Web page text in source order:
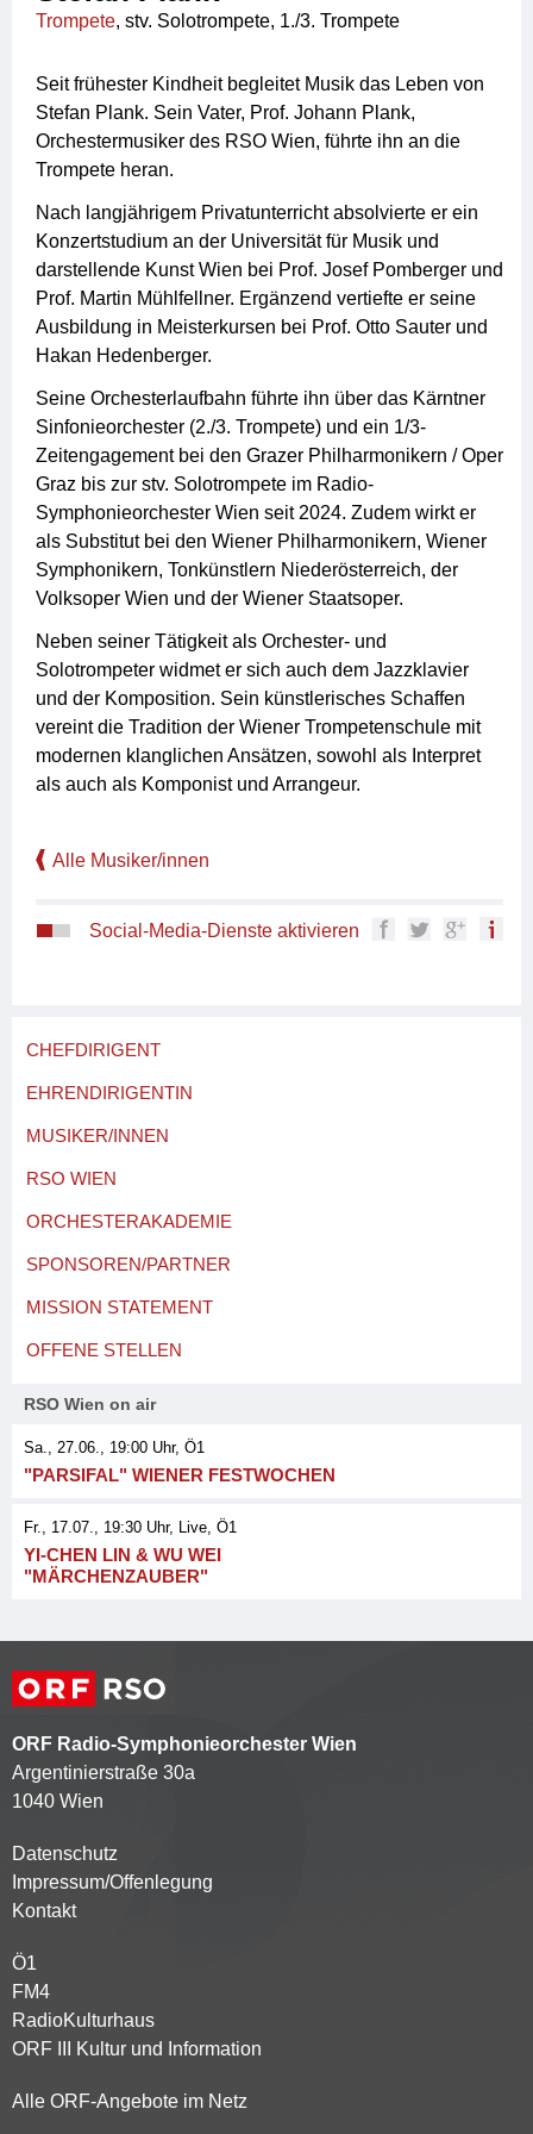
Trompete, stv. Solotrompete, 1./3. Trompete
Seit frühester Kindheit begleitet Musik das Leben von
Stefan Plank. Sein Vater, Prof. Johann Plank,
Orchestermusiker des RSO Wien, führte ihn an die
Trompete heran.
Nach langjährigem Privatunterricht absolvierte er ein
Konzertstudium an der Universität für Musik und
darstellende Kunst Wien bei Prof. Josef Pomberger und
Prof. Martin Mühlfellner. Ergänzend vertiefte er seine
Ausbildung in Meisterkursen bei Prof. Otto Sauter und
Hakan Hedenberger.
Seine Orchesterlaufbahn führte ihn über das Kärntner
Sinfonieorchester (2./3. Trompete) und ein 1/3-
Zeitengagement bei den Grazer Philharmonikern / Oper
Graz bis zur stv. Solotrompete im Radio-
Symphonieorchester Wien seit 2024. Zudem wirkt er
als Substitut bei den Wiener Philharmonikern, Wiener
Symphonikern, Tonkünstlern Niederösterreich, der
Volksoper Wien und der Wiener Staatsoper.
Neben seiner Tätigkeit als Orchester- und
Solotrompeter widmet er sich auch dem Jazzklavier
und der Komposition. Sein künstlerisches Schaffen
vereint die Tradition der Wiener Trompetenschule mit
modernen klanglichen Ansätzen, sowohl als Interpret
als auch als Komponist und Arrangeur.
Alle Musiker/innen
Social-Media-Dienste aktivieren
CHEFDIRIGENT
EHRENDIRIGENTIN
MUSIKER/INNEN
RSO WIEN
ORCHESTERAKADEMIE
SPONSOREN/PARTNER
MISSION STATEMENT
OFFENE STELLEN
RSO Wien on air
Sa., 27.06., 19:00 Uhr, Ö1
"PARSIFAL" WIENER FESTWOCHEN
Fr., 17.07., 19:30 Uhr, Live , Ö1
YI-CHEN LIN & WU WEI
"MÄRCHENZAUBER"
ORF Radio-Symphonieorchester Wien
Argentinierstraße 30a
1040 Wien
Kontaktmenü
Datenschutz
Impressum/Offenlegung
Kontakt
Partnersender
Ö1
FM4
RadioKulturhaus
ORF III Kultur und Information
Alle ORF-Angebote im Netz